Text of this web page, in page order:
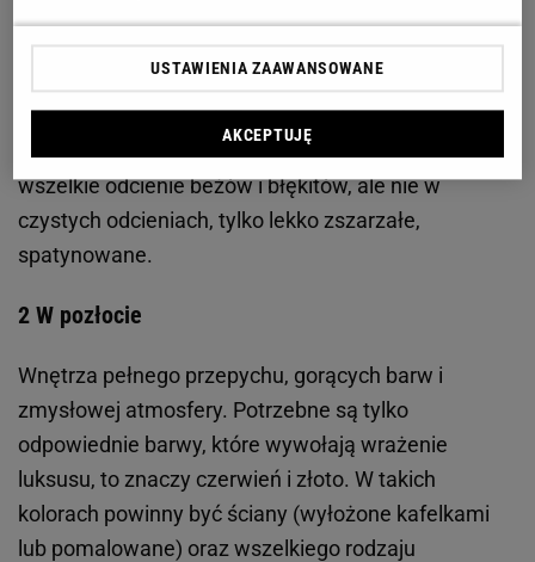
dekory z antycznymi motywami. Równie dobre będą
współcześnie robione marmurowe płaskorzeźby
przypominające do złudzenia obiekty wykopane
podczas prac archeologicznych. Kolorystyka jasna -
wszelkie odcienie beżów i błękitów, ale nie w
czystych odcieniach, tylko lekko zszarzałe,
spatynowane.
2 W pozłocie
Wnętrza pełnego przepychu, gorących barw i
zmysłowej atmosfery. Potrzebne są tylko
odpowiednie barwy, które wywołają wrażenie
luksusu, to znaczy czerwień i złoto. W takich
kolorach powinny być ściany (wyłożone kafelkami
lub pomalowane) oraz wszelkiego rodzaju
USTAWIENIA ZAAWANSOWANE
AKCEPTUJĘ